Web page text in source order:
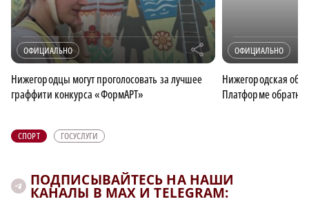
ОФИЦИАЛЬНО r
Нижегородцы могут проголосовать за лучшее
граффити конкурса «ФормАРТ»
ОФИЦИАЛЬНО
Нижегородская
Платформе
СПОРТ ГОСУСЛУГИ
ПОДПИСЫВАЙТЕСЬ НА НАШИ
КАНАЛЫ В MAX И TELEGRAM: